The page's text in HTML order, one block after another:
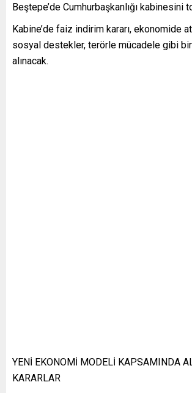
Beştepe’de Cumhurbaşkanlığı kabinesini
Kabine’de faiz indirim kararı, ekonomide
sosyal destekler, terörle mücadele gibi
alınacak.
YENİ EKONOMİ MODELİ KAPSAMINDA
KARARLAR